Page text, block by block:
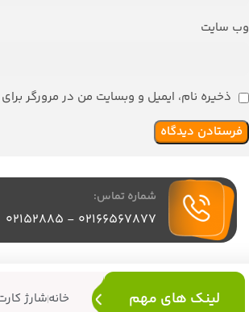
وب‌ سایت
ذخیره نام، ایمیل و وبسایت من در مرورگر
شماره تماس:
02166567877 - 02152885
لینک های مهم خانهشارژ